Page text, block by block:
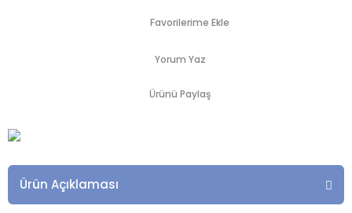
Yorum Yaz
Ürünü Paylaş
Ürün Açıklaması